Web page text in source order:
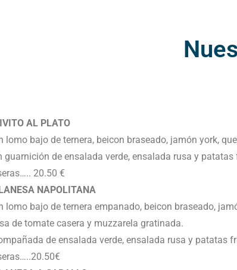
AL PLATO
lomo bajo de ternera, beicon braseado, jamón york,
guarnición de ensalada verde, ensalada rusa y patatas
20.50 €
NAPOLITANA
lomo bajo de ternera empanado, beicon braseado,
de tomate casera y muzzarela gratinada.
de ensalada verde, ensalada rusa y patatas